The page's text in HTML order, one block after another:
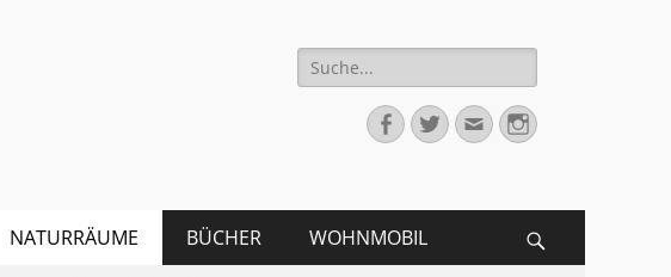
Suche
für:
Facebook
TwitterEmailInstagram
NATURRÄUME BÜCHER WOHNMOBIL